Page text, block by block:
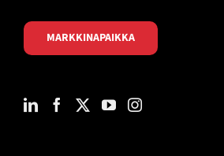
MARKKINAPAIKKA